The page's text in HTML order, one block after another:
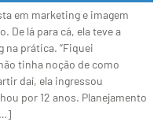
em marketing e imagem
De lá para cá, ela teve a
na prática. “Fiquei
tinha noção de como
daí, ela ingressou
por 12 anos. Planejamento